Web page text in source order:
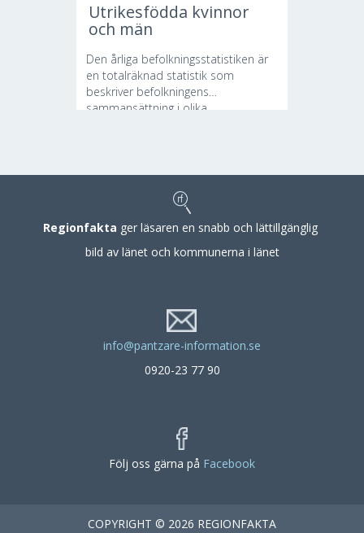
Utrikesfödda kvinnor
och män
Den årliga befolkningsstatistiken är
en totalräknad statistik som
beskriver befolkningens
sammansättning i olika...
Regionfakta ger läsaren en snabb och lättillgänglig
bild av länet och kommunerna i länet
info@pantzare-information.se
0920-23 77 90
Följ oss gärna på Facebook
COPYRIGHT © 2026 REGIONFAKTA